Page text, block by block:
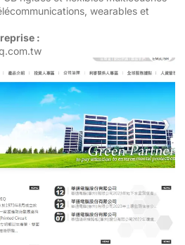
wearables et
: